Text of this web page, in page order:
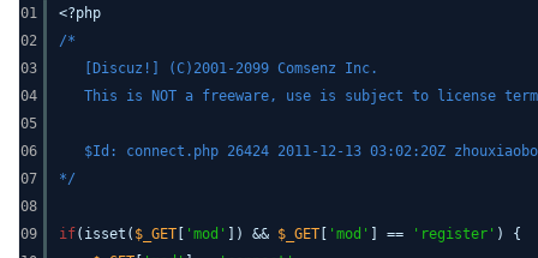
01
02
03
04
05
06
07
08
09
<?php
/*
[Discuz!] (C)2001-2099 Comsenz Inc.
This is NOT a freeware, use is subject to license
$Id: connect.php 26424 2011-12-13 03:02:20Z
*/
if(isset( $_GET 'mod' ]) && $_GET 'mod' ] == 'register' ) {